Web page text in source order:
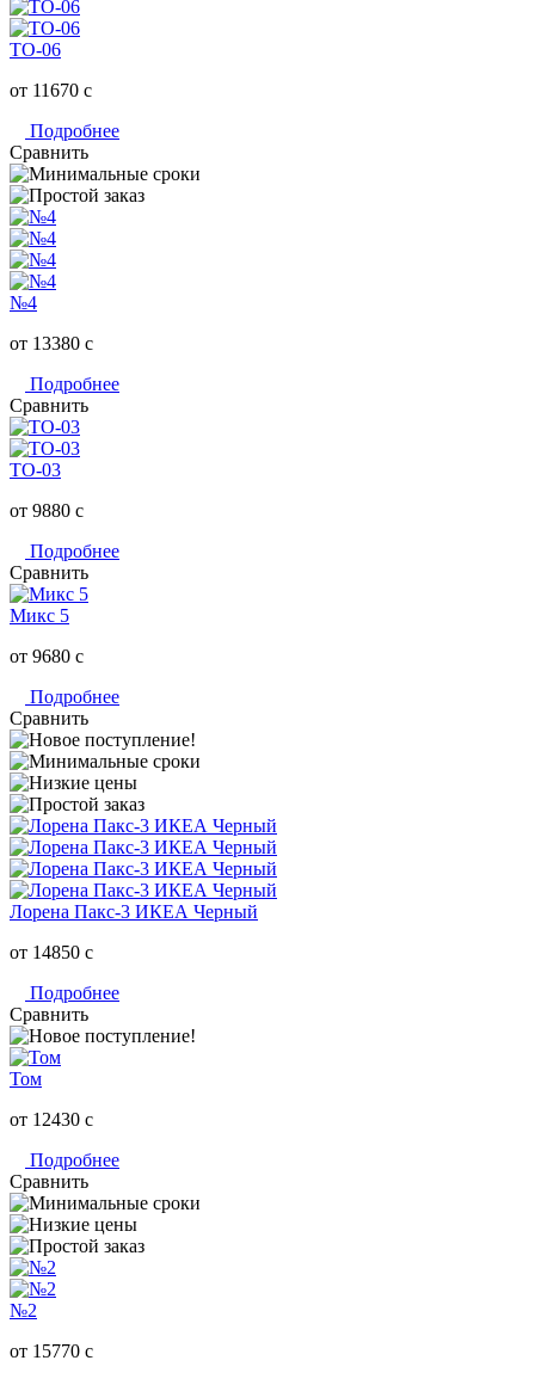
ТО-06
от 11670 c
Подробнее
Сравнить
№4
от 13380 c
Подробнее
Сравнить
ТО-03
от 9880 c
Подробнее
Сравнить
Микс 5
от 9680 c
Подробнее
Сравнить
Лорена Пакс-3 ИКЕА Черный
от 14850 c
Подробнее
Сравнить
Том
от 12430 c
Подробнее
Сравнить
№2
от 15770 c